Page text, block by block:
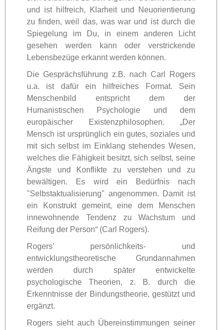
und ist hilfreich, Klarheit und Neuorientierung
zu finden, weil das, was war und ist durch die
Spiegelung im Du, in einem anderen Licht
gesehen werden kann oder verstrickende
Lebensbezüge erkannt werden können.
Die Gesprächsführung z.B. nach Carl Rogers
u.a. ist dafür ein hilfreiches Format. Sein
Menschenbild entspricht dem der
Humanistischen Psychologie und dem
europäischer Existenzphilosophen. „Der
Mensch ist ursprünglich ein gutes, soziales und
mit sich selbst im Einklang stehendes Wesen,
welches die Fähigkeit besitzt, sich selbst, seine
Ängste und Konflikte zu verstehen und zu
bewältigen. Es wird ein Bedürfnis nach
"Selbstaktualisierung" angenommen. Damit ist
ein Konstrukt gemeint, eine dem Menschen
innewohnende Tendenz zu Wachstum und
Reifung der Person“ (Carl Rogers).
Rogers’ persönlichkeits- und
entwicklungstheoretische Grundannahmen
werden durch später entwickelte
psychologische Theorien, z. B. durch die
Erkenntnisse der Bindungstheorie, gestützt und
ergänzt.
Rogers sieht auch Übereinstimmungen seiner